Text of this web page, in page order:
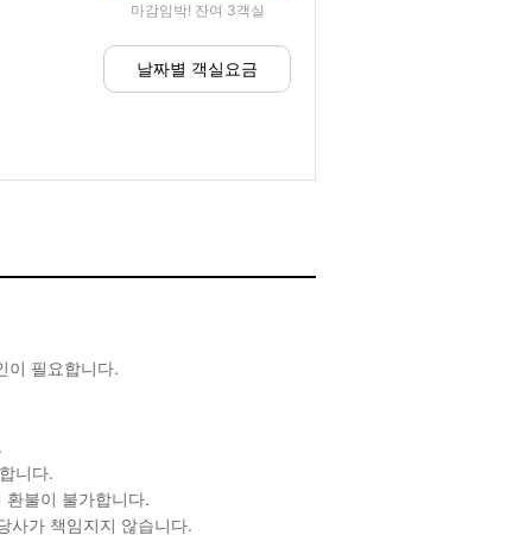
마감임박! 잔여 3객실
날짜별 객실요금
이 필요합니다.
니다.
불이 불가합니다.
사가 책임지지 않습니다.